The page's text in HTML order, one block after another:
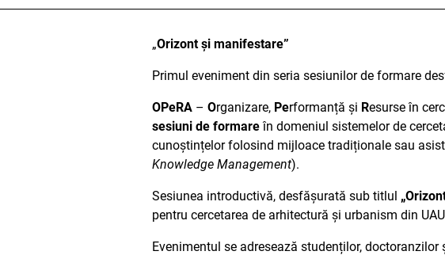
„Orizont și manifestare”
Primul eveniment din seria sesiunilor de formare
OPeRA – Organizare, Performanță și Resurse în
sesiuni de formareîn domeniul sistemelor de
cunoștințelor folosind mijloace tradiționale sau
Knowledge Management).
Sesiunea introductivă, desfășurată sub titlul
pentru cercetarea de arhitectură și urbanism din
Evenimentul se adresează studenților,